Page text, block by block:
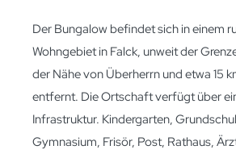
Der Bungalow befindet sich in einem
Wohngebiet in Falck, unweit der
der Nähe von Überherrn und etwa 15
entfernt. Die Ortschaft verfügt über
Infrastruktur. Kindergarten,
Gymnasium, Frisör, Post, Rathaus,